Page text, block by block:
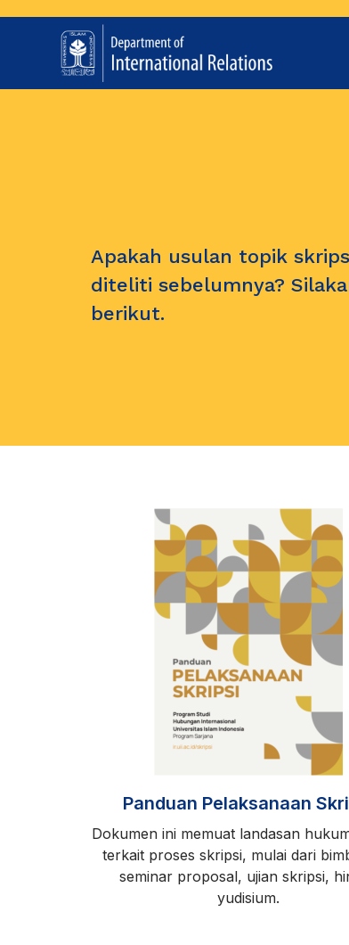
Apakah usulan topik
diteliti sebelumnya?
berikut.
Panduan Pelaksanaan
Dokumen ini memuat landasan
terkait proses skripsi, mulai dari
seminar proposal, ujian skripsi,
yudisium.